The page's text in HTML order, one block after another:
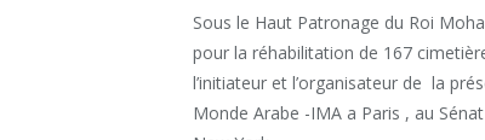
Sous le Haut Patronage du Roi
pour la réhabilitation de 167
l’initiateur et l’organisateur de la
Monde Arabe -IMA a Paris , au